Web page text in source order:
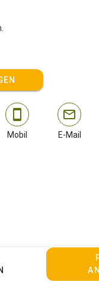
Mobil E-Mail
Impressum